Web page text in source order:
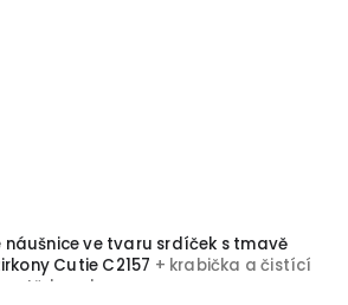
náušnice ve tvaru srdíček s tmavě
Cutie C2157 + krabička a čistící
utěrka zdarma